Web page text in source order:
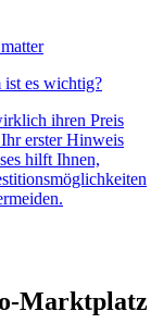
ist es wichtig?
ihren Preis
erster Hinweis
hilft Ihnen,
Marktplatz